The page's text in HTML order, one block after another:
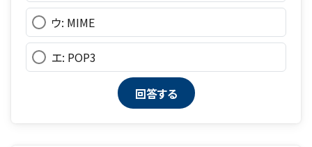
ウ: MIME
エ: POP3